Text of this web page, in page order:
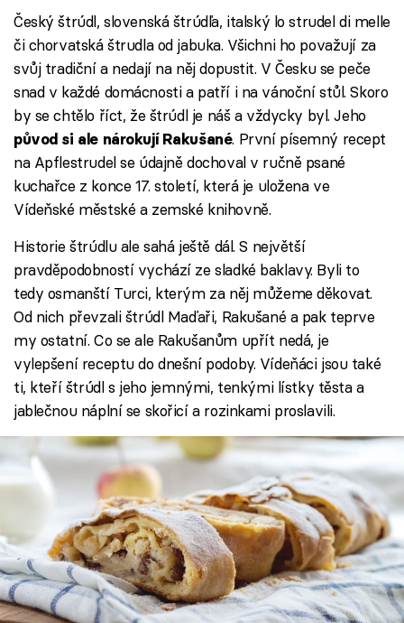
Český štrúdl, slovenská štrúdľa, italský lo strudel di melle
či chorvatská štrudla od jabuka. Všichni ho považují za
svůj tradiční a nedají na něj dopustit. V Česku se peče
snad v každé domácnosti a patří i na vánoční stůl. Skoro
by se chtělo říct, že štrúdl je náš a vždycky byl. Jeho
původ si ale nárokují Rakušané. První písemný recept
na Apflestrudel se údajně dochoval v ručně psané
kuchařce z konce 17. století, která je uložena ve
Vídeňské městské a zemské knihovně.
Historie štrúdlu ale sahá ještě dál. S největší
pravděpodobností vychází ze sladké baklavy. Byli to
tedy osmanští Turci, kterým za něj můžeme děkovat.
Od nich převzali štrúdl Maďaři, Rakušané a pak teprve
my ostatní. Co se ale Rakušanům upřít nedá, je
vylepšení receptu do dnešní podoby. Vídeňáci jsou také
ti, kteří štrúdl s jeho jemnými, tenkými lístky těsta a
jablečnou náplní se skořicí a rozinkami proslavili.